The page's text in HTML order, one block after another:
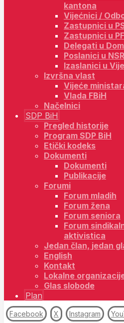
kantona
Vijećnici /
Zastupnici u
Zastupnici u
Delegati u
Poslanici u
Izaslanici u
Izvršna vlast
Vijeće
Vlada FBiH
Načelnici
SDP BiH
Pregled historije
Program SDP BiH
Etički kodeks
Dokumenti
Dokumenti
Publikacije
Forumi
Forum mladih
Forum žena
Forum seniora
Forum
aktivistica
Jedan član, jedan
English
Kontakt
Lokalne
Glas slobode
Plan
Facebook X Instagram